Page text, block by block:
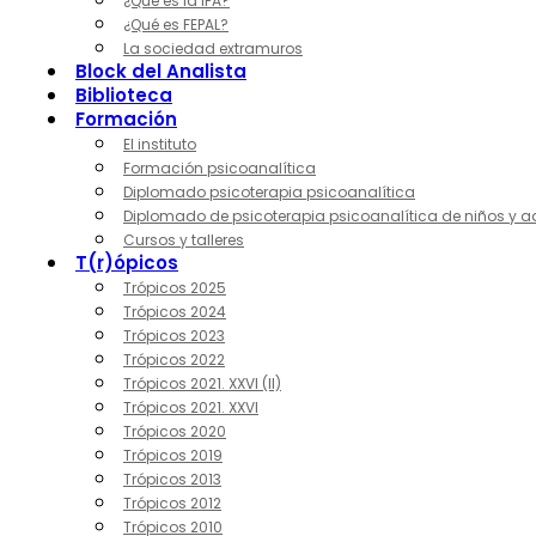
¿Qué es FEPAL?
La sociedad extramuros
Block del Analista
Biblioteca
Formación
El instituto
Formación psicoanalítica
Diplomado psicoterapia psicoanalítica
Diplomado de psicoterapia psicoanalítica de niños y
Cursos y talleres
T(r)ópicos
Trópicos 2025
Trópicos 2024
Trópicos 2023
Trópicos 2022
Trópicos 2021. XXVI (II)
Trópicos 2021. XXVI
Trópicos 2020
Trópicos 2019
Trópicos 2013
Trópicos 2012
Trópicos 2010